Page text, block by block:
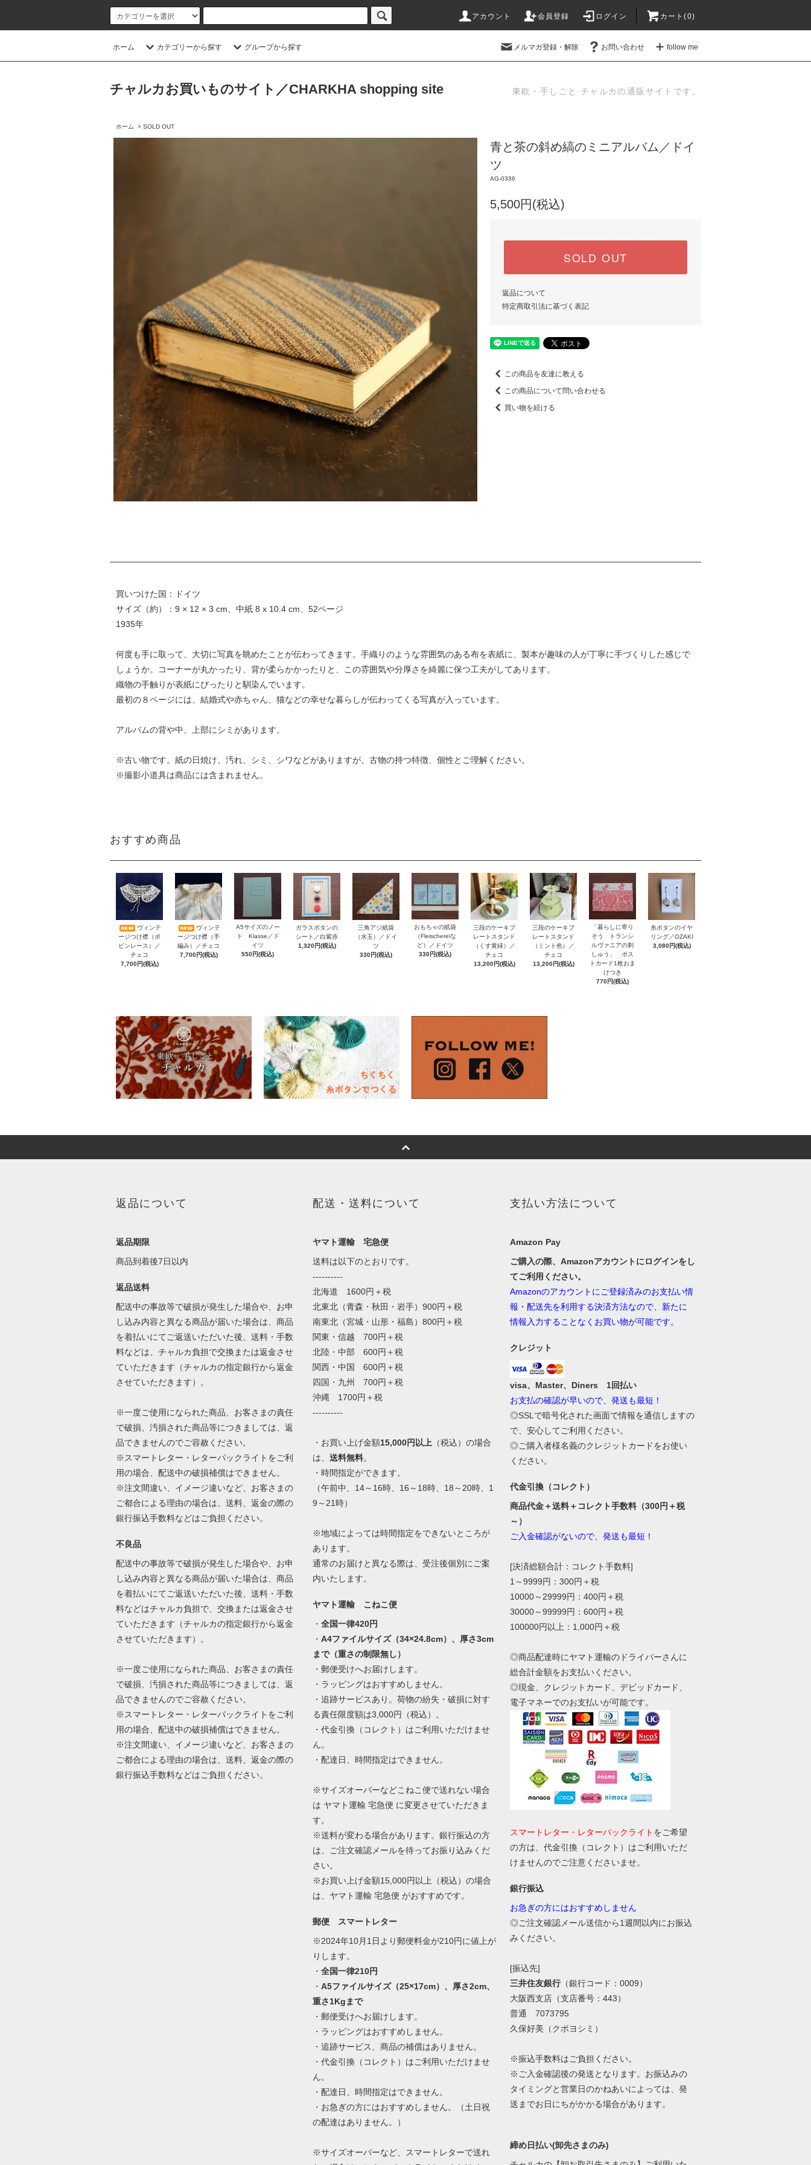
アカウント 会員登録 ログイン カート(0)
ホーム カテゴリーから探す グループから探す メルマガ登録・解除 お問い合わせ follow me
チャルカお買いものサイト／CHARKHA shopping site 東欧・手しごと チャルカの通販サイトです。
ホーム > SOLD OUT
青と茶の斜め縞のミニアルバム／ドイ
ツ
AG-0336
5,500円(税込)
SOLD OUT
返品について
特定商取引法に基づく表記
この商品を友達に教える
この商品について問い合わせる
買い物を続ける
買いつけた国：ドイツ
サイズ（約）：9 × 12 × 3 cm、中紙 8 x 10.4 cm、52ページ
1935年
何度も手に取って、大切に写真を眺めたことが伝わってきます。手織りのような雰囲気のある布を表紙に、製本が趣味の人が丁寧に手づくりした感じで
しょうか。コーナーが丸かったり、背が柔らかかったりと、この雰囲気や分厚さを綺麗に保つ工夫がしてあります。
織物の手触りが表紙にぴったりと馴染んでいます。
最初の８ページには、結婚式や赤ちゃん、猫などの幸せな暮らしが伝わってくる写真が入っています。
アルバムの背や中、上部にシミがあります。
※古い物です。紙の日焼け、汚れ、シミ、シワなどがありますが、古物の持つ特徴、個性とご理解ください。
※撮影小道具は商品には含まれません。
おすすめ商品
ヴィンテ
ージつけ襟（ボ
ビンレース）／
チェコ
7,700円(税込)
ヴィンテ
ージつけ襟（手
編み）／チェコ
7,700円(税込)
A5サイズのノー
ト Klasse／ド
イツ
550円(税込)
ガラスボタンの
シート／白紫赤
1,320円(税込)
三角アジ紙袋
（水玉）／ドイ
ツ
330円(税込)
おもちゃの紙袋
（Fleischereiな
ど）／ドイツ
330円(税込)
三段のケーキプ
レートスタンド
（くす黄緑）／
チェコ
13,200円(税込)
三段のケーキプ
レートスタンド
（ミント色）／
チェコ
13,200円(税込)
「暮らしに寄り
そう トランシ
ルヴァニアの刺
しゅう」 ポス
トカード1枚おま
けつき
770円(税込)
糸ボタンのイヤ
リング／OZAKI
3,080円(税込)
返品について
返品期限
商品到着後7日以内
返品送料
配送中の事故等で破損が発生した場合や、お申
し込み内容と異なる商品が届いた場合は、商品
を着払いにてご返送いただいた後、送料・手数
料などは、チャルカ負担で交換または返金させ
ていただきます（チャルカの指定銀行から返金
させていただきます）。
※一度ご使用になられた商品、お客さまの責任
で破損、汚損された商品等につきましては、返
品できませんのでご容赦ください。
※スマートレター・レターパックライトをご利
用の場合、配送中の破損補償はできません。
※注文間違い、イメージ違いなど、お客さまの
ご都合による理由の場合は、送料、返金の際の
銀行振込手数料などはご負担ください。
不良品
配送中の事故等で破損が発生した場合や、お申
し込み内容と異なる商品が届いた場合は、商品
を着払いにてご返送いただいた後、送料・手数
料などはチャルカ負担で、交換または返金させ
ていただきます（チャルカの指定銀行から返金
させていただきます）。
※一度ご使用になられた商品、お客さまの責任
で破損、汚損された商品等につきましては、返
品できませんのでご容赦ください。
※スマートレター・レターパックライトをご利
用の場合、配送中の破損補償はできません。
※注文間違い、イメージ違いなど、お客さまの
ご都合による理由の場合は、送料、返金の際の
銀行振込手数料などはご負担ください。
配送・送料について
ヤマト運輸 宅急便
送料は以下のとおりです。
----------
北海道 1600円＋税
北東北（青森・秋田・岩手）900円＋税
南東北（宮城・山形・福島）800円＋税
関東・信越 700円＋税
北陸・中部 600円＋税
関西・中国 600円＋税
四国・九州 700円＋税
沖縄 1700円＋税
----------
・お買い上げ金額15,000円以上 （税込）の場合
は、送料無料。
・時間指定ができます。
（午前中、14～16時、16～18時、18～20時、1
9～21時）
※地域によっては時間指定をできないところが
あります。
通常のお届けと異なる際は、受注後個別にご案
内いたします。
ヤマト運輸 こねこ便
・全国一律420円
・A4ファイルサイズ（34×24.8cm）、厚さ3cm
まで（重さの制限無し）
・郵便受けへお届けします。
・ラッピングはおすすめしません。
・追跡サービスあり。荷物の紛失・破損に対す
る責任限度額は3,000円（税込）。
・代金引換（コレクト）はご利用いただけませ
ん。
・配達日、時間指定はできません。
※サイズオーバーなどこねこ便で送れない場合
は ヤマト運輸 宅急便 に変更させていただきま
す。
※送料が変わる場合があります。銀行振込の方
は、ご注文確認メールを待ってお振り込みくだ
さい。
※お買い上げ金額15,000円以上（税込）の場合
は、ヤマト運輸 宅急便 がおすすめです。
郵便 スマートレター
※2024年10月1日より郵便料金が210円に値上が
りします。
・全国一律210円
・A5ファイルサイズ（25×17cm）、厚さ2cm、
重さ1Kgまで
・郵便受けへお届けします。
・ラッピングはおすすめしません。
・追跡サービス、商品の補償はありません。
・代金引換（コレクト）はご利用いただけませ
ん。
・配達日、時間指定はできません。
・お急ぎの方にはおすすめしません。（土日祝
の配達はありません。）
※サイズオーバーなど、スマートレターで送れ
支払い方法について
Amazon Pay
ご購入の際、Amazonアカウントにログインをし
てご利用ください。
Amazonのアカウントにご登録済みのお支払い情
報・配送先を利用する決済方法なので、新たに
情報入力することなくお買い物が可能です。
クレジット
visa、Master、Diners 1回払い
お支払の確認が早いので、発送も最短！
◎SSLで暗号化された画面で情報を通信しますの
で、安心してご利用ください。
◎ご購入者様名義のクレジットカードをお使い
ください。
代金引換（コレクト）
商品代金＋送料＋コレクト手数料（300円＋税
～）
ご入金確認がないので、発送も最短！
[決済総額合計：コレクト手数料]
1～9999円：300円＋税
10000～29999円：400円＋税
30000～99999円：600円＋税
100000円以上：1,000円＋税
◎商品配達時にヤマト運輸のドライバーさんに
総合計金額をお支払いください。
◎現金、クレジットカード、デビッドカード、
電子マネーでのお支払いが可能です。
スマートレター・レターパックライト をご希望
の方は、代金引換（コレクト）はご利用いただ
けませんのでご注意くださいませ。
銀行振込
お急ぎの方にはおすすめしません
◎ご注文確認メール送信から1週間以内にお振込
みください。
[振込先]
三井住友銀行（銀行コード：0009）
大阪西支店（支店番号：443）
普通 7073795
久保好美（クボヨシミ）
※振込手数料はご負担ください。
※ご入金確認後の発送となります。お振込みの
タイミングと営業日のかねあいによっては、発
送までお日にちがかかる場合があります。
締め日払い(卸先さまのみ)